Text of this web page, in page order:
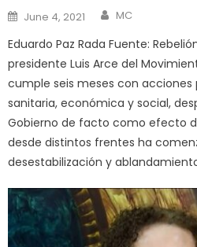
Posted
on
June 4, 2021 Author
MC
Eduardo Paz Rada Fuente:
presidente Luis Arce del
cumple seis meses con acciones
sanitaria, económica y social,
Gobierno de facto como efecto
desde distintos frentes ha
desestabilización y